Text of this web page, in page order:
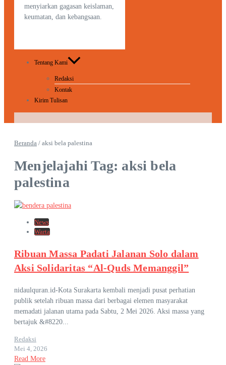
menyiarkan gagasan keislaman,
keumatan, dan kebangsaan.
Tentang Kami
Redaksi
Kontak
Kirim Tulisan
Beranda / aksi bela palestina
Menjelajahi Tag: aksi bela
palestina
News
Warta
Ribuan Massa Padati Jalanan Solo dalam
Aksi Solidaritas “Al-Quds Memanggil”
nidaulquran.id-Kota Surakarta kembali menjadi pusat perhatian
publik setelah ribuan massa dari berbagai elemen masyarakat
memadati jalanan utama pada Sabtu, 2 Mei 2026. Aksi massa yang
bertajuk &#8220...
Redaksi
Mei 4, 2026
Read More